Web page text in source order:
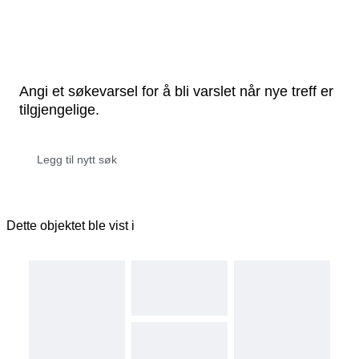
Angi et søkevarsel for å bli varslet når nye treff er
tilgjengelige.
Dette objektet ble vist i